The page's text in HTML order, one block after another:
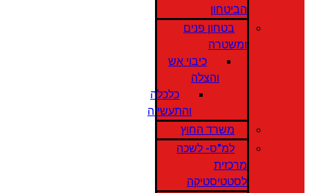
הביטחון
בטחון פנים
ומשטרה
כיבוי אש
והצלה
כלכלה
והתעשייה
משרד החוץ
למ"ס- לשכה
מרכזית
לסטטיסטיקה